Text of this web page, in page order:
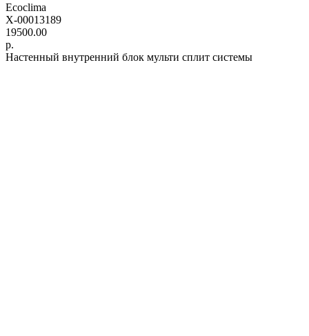
Ecoclima
X-00013189
19500.00
р.
Настенный внутренний блок мульти сплит системы